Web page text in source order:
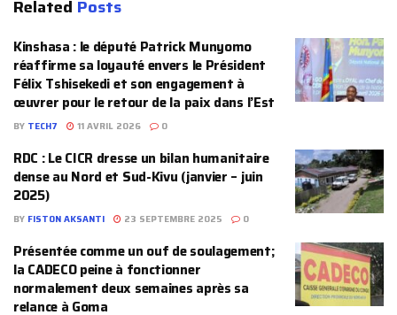
Related Posts
Kinshasa : le député Patrick Munyomo
réaffirme sa loyauté envers le Président
Félix Tshisekedi et son engagement à
œuvrer pour le retour de la paix dans l’Est
BY TECH7 11 AVRIL 2026 0
‎RDC : Le CICR dresse un bilan humanitaire
dense au Nord et Sud-Kivu (janvier – juin
2025)
BY FISTON AKSANTI 23 SEPTEMBRE 2025 0
Présentée comme un ouf de soulagement;
la CADECO peine à fonctionner
normalement deux semaines après sa
relance à Goma